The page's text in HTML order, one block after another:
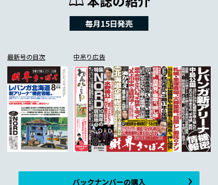
毎月15日発売
最新号の目次 中吊り広告
バックナンバーの購入